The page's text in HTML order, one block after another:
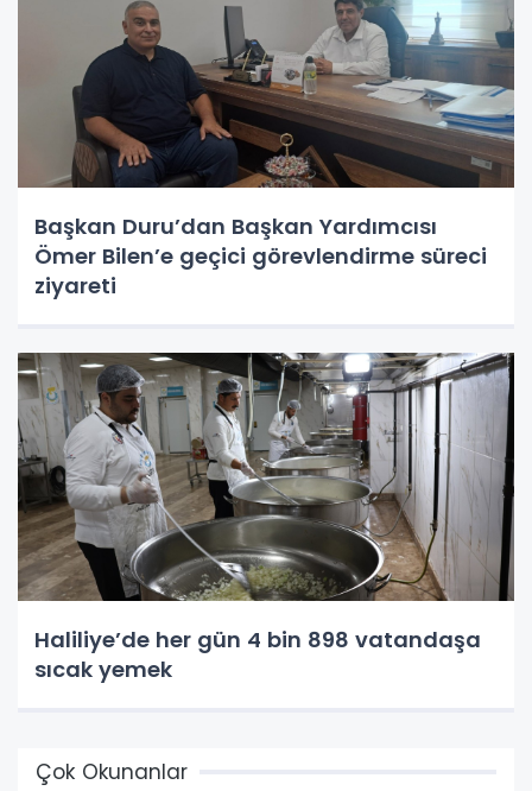
Başkan Duru’dan Başkan Yardımcısı
Ömer Bilen’e geçici görevlendirme süreci
ziyareti
Haliliye’de her gün 4 bin 898 vatandaşa
sıcak yemek
Çok Okunanlar